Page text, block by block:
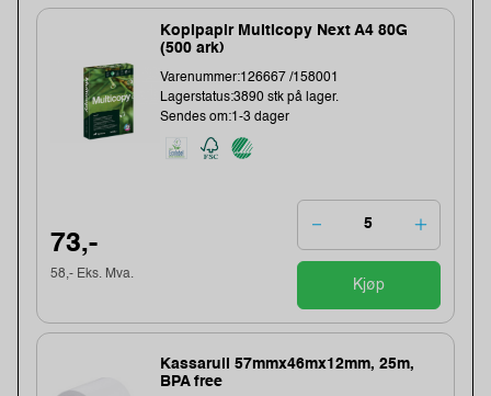
Kopipapir Multicopy Next A4 80G
(500 ark)
Varenummer:126667 /158001
Lagerstatus:3890 stk på lager.
Sendes om:1-3 dager
73,-
58,- Eks. Mva.
Kjøp
Kassarull 57mmx46mx12mm, 25m,
BPA free